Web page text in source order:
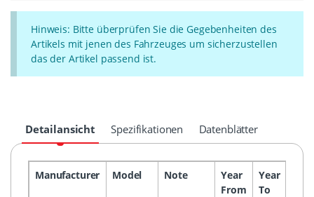
Hinweis: Bitte überprüfen Sie die Gegebenheiten des
Artikels mit jenen des Fahrzeuges um sicherzustellen
das der Artikel passend ist.
Detailansicht Spezifikationen Datenblätter
Manufacturer Model Note
Year
From
Year
To